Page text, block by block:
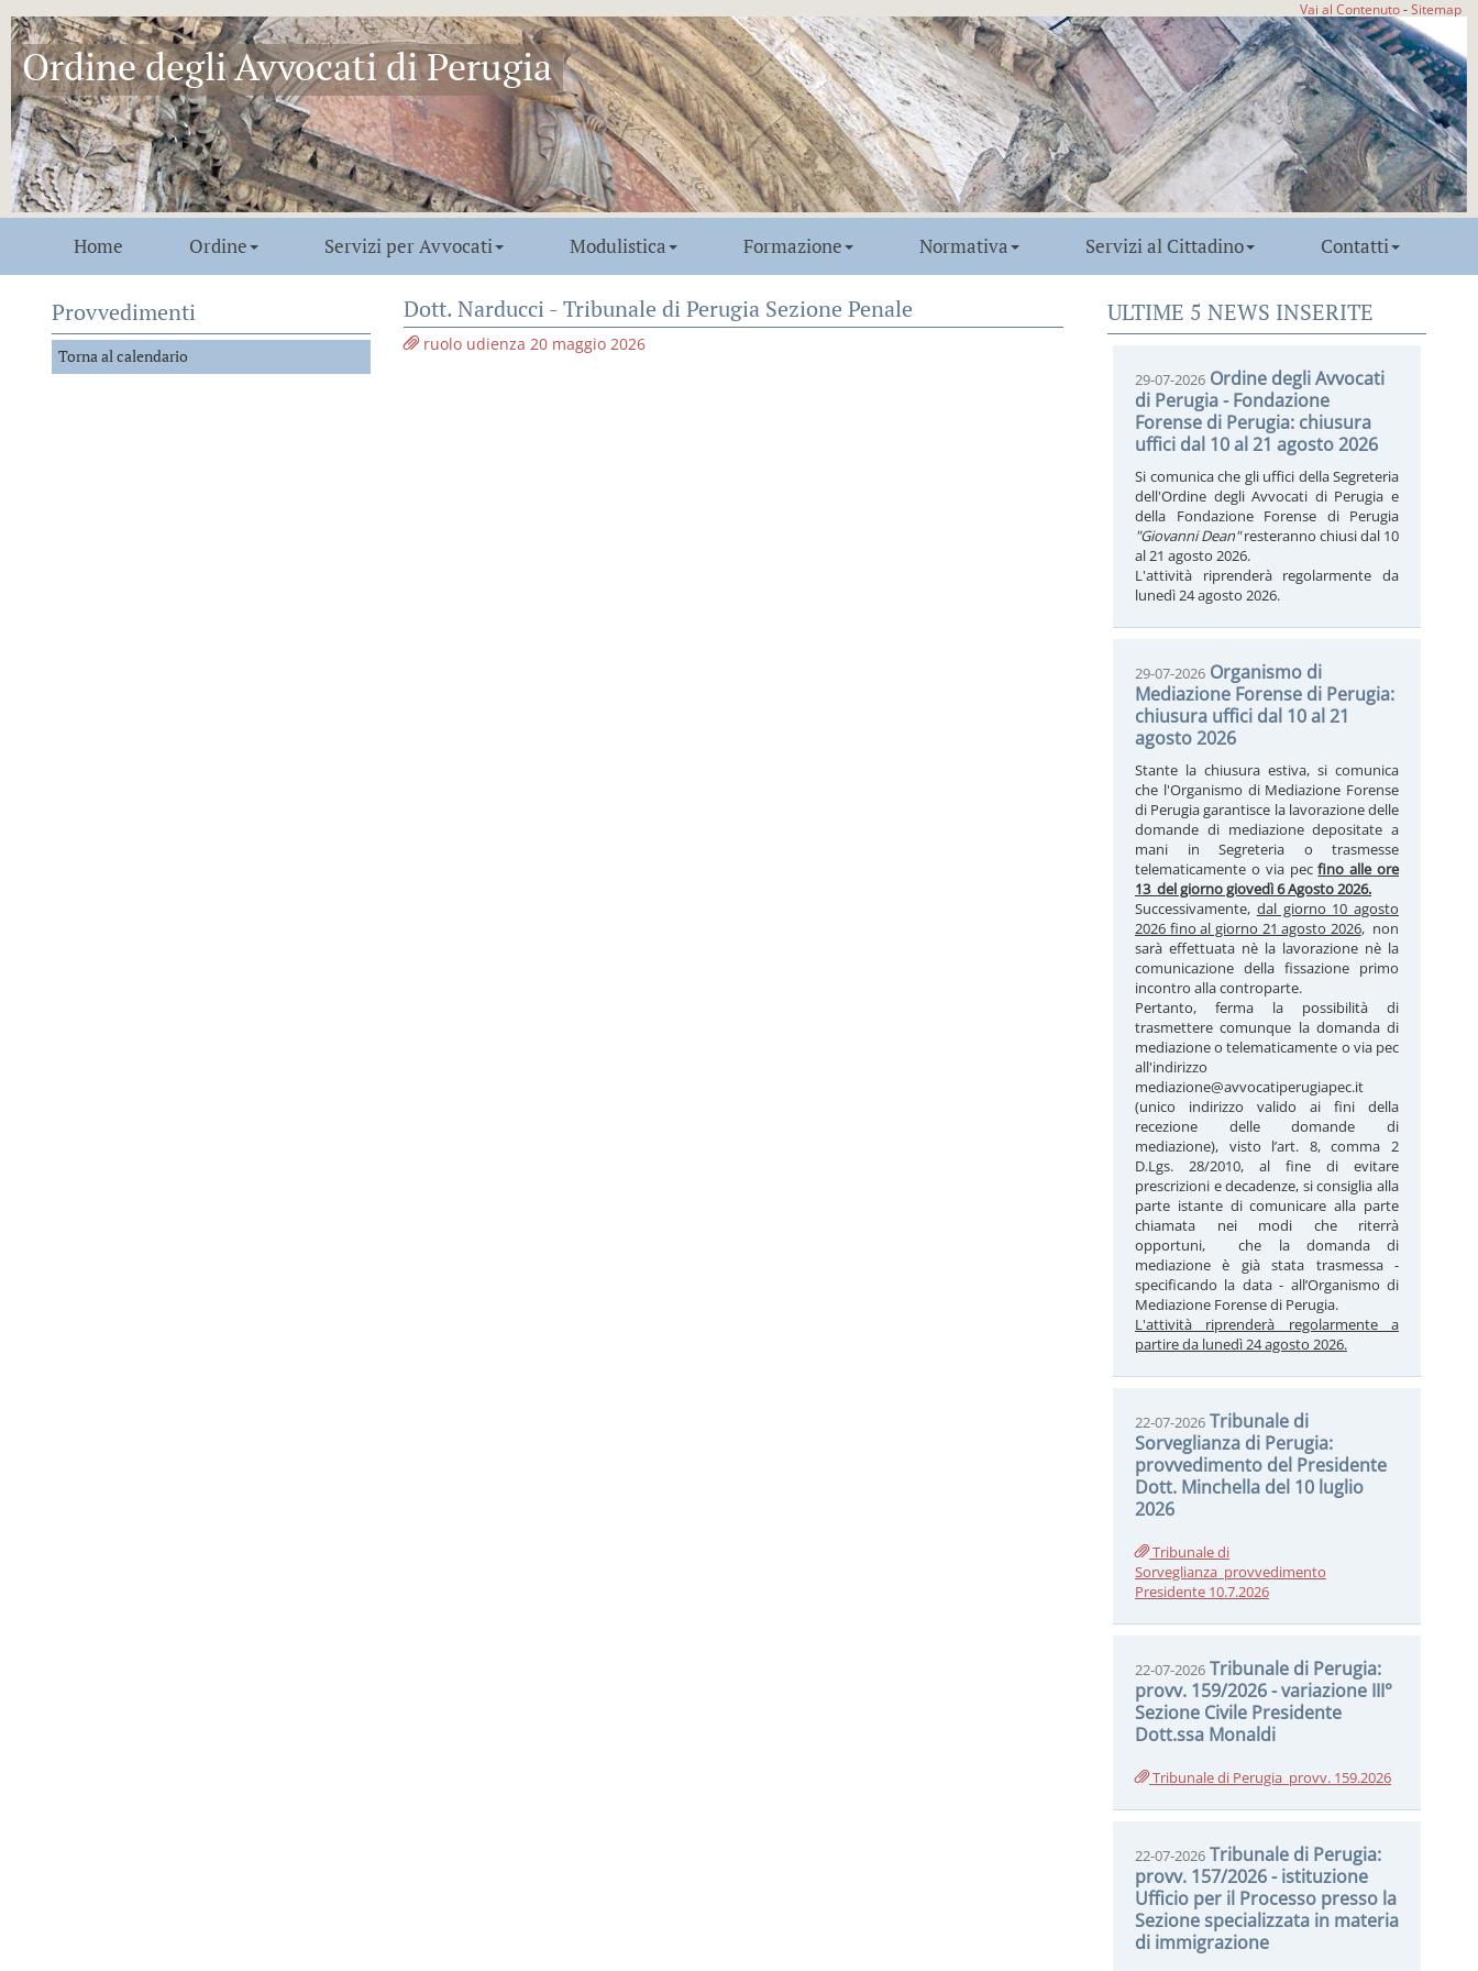
Vai al Contenuto-Sitemap
Ordine degli Avvocati di Perugia
Home Ordine Servizi per Avvocati Modulistica Formazione Normativa Servizi al Cittadino Contatti
Provvedimenti
Torna al calendario
Dott. Narducci - Tribunale di Perugia Sezione Penale
ruolo udienza 20 maggio 2026
ULTIME 5 NEWS INSERITE
29-07-2026 Ordine degli Avvocati
di Perugia - Fondazione
Forense di Perugia: chiusura
uffici dal 10 al 21 agosto 2026
Si comunica che gli uffici della Segreteria
dell'Ordine degli Avvocati di Perugia e
della Fondazione Forense di Perugia
"Giovanni Dean"resteranno chiusi dal 10
al 21 agosto 2026.
L'attività riprenderà regolarmente da
lunedì 24 agosto 2026.
29-07-2026 Organismo di
Mediazione Forense di Perugia:
chiusura uffici dal 10 al 21
agosto 2026
Stante la chiusura estiva, si comunica
che l'Organismo di Mediazione Forense
di Perugia garantisce la lavorazione delle
domande di mediazione depositate a
mani in Segreteria o trasmesse
telematicamente o via pecfino alle ore
13 del giorno giovedì 6 Agosto 2026.
Successivamente, dal giorno 10 agosto
2026 fino al giorno 21 agosto 2026, non
sarà effettuata nè la lavorazione nè la
comunicazione della fissazione primo
incontro alla controparte.
Pertanto, ferma la possibilità di
trasmettere comunque la domanda di
mediazione o telematicamente o via pec
all'indirizzo
mediazione@avvocatiperugiapec.it
(unico indirizzo valido ai fini della
recezione delle domande di
mediazione), visto l’art. 8, comma 2
D.Lgs. 28/2010, al fine di evitare
prescrizioni e decadenze, si consiglia alla
parte istante di comunicare alla parte
chiamata nei modi che riterrà
opportuni, che la domanda di
mediazione è già stata trasmessa -
specificando la data - all’Organismo di
Mediazione Forense di Perugia.
L'attività riprenderà regolarmente a
partire da lunedì 24 agosto 2026.
22-07-2026 Tribunale di
Sorveglianza di Perugia:
provvedimento del Presidente
Dott. Minchella del 10 luglio
2026
Tribunale di
Sorveglianza_provvedimento
Presidente 10.7.2026
22-07-2026 Tribunale di Perugia:
provv. 159/2026 - variazione III°
Sezione Civile Presidente
Dott.ssa Monaldi
Tribunale di Perugia_provv. 159.2026
22-07-2026 Tribunale di Perugia:
provv. 157/2026 - istituzione
Ufficio per il Processo presso la
Sezione specializzata in materia
di immigrazione